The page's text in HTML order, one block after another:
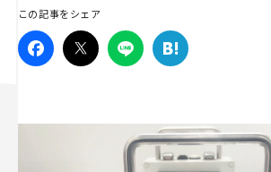
この記事をシェア
Campaign
人気のハッシュタグ